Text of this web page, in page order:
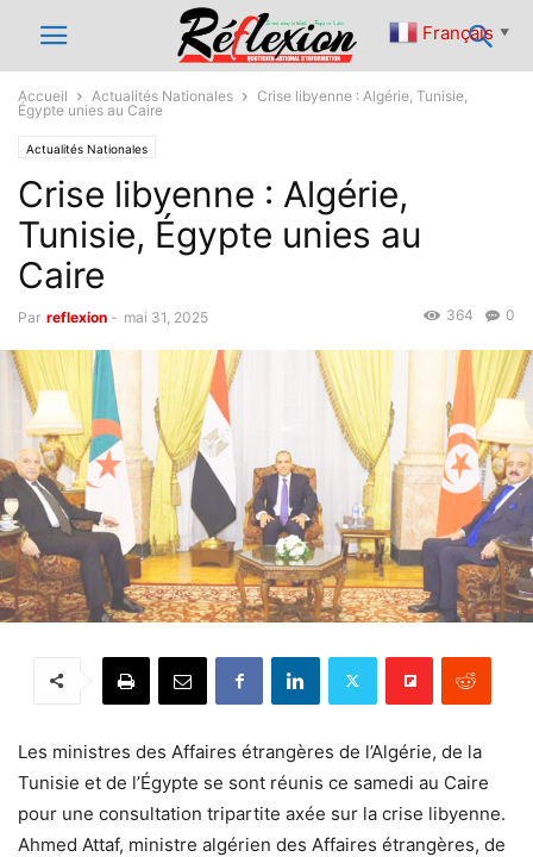
Accueil Actualités Nationales
Crise libyenne : Algérie, Tunisie,
Égypte unies au Caire
Actualités Nationales
Crise libyenne : Algérie,
Tunisie, Égypte unies au
Caire
Par reflexion - mai 31, 2025 0
364
Les ministres des Affaires étrangères de l’Algérie, de la
Tunisie et de l’Égypte se sont réunis ce samedi au Caire
pour une consultation tripartite axée sur la crise libyenne.
Ahmed Attaf, ministre algérien des Affaires étrangères, de
Français ▼